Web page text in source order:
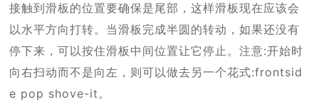
接触到滑板的位置要确保是尾部，这样滑板现在应该会
以水平方向打转。当滑板完成半圆的转动，如果还没有
停下来，可以按住滑板中间位置让它停止。注意:开始时
向右扫动而不是向左，则可以做去另一个花式:frontsid
e pop shove-it。